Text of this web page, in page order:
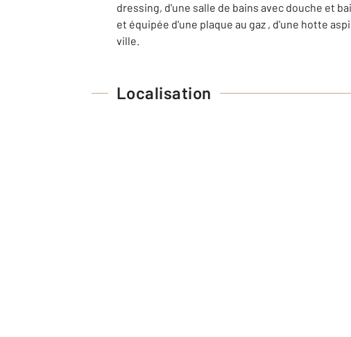
dressing, d'une salle de bains avec douche et
et équipée d'une plaque au gaz , d'une hotte
ville.
Localisation